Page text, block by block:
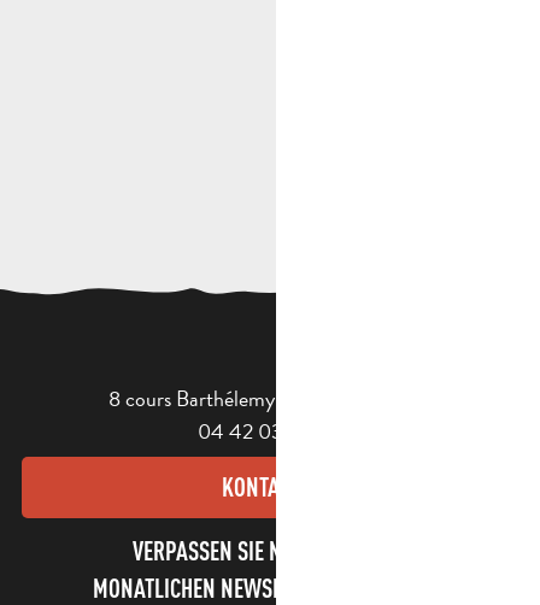
8 cours Barthélemy - 13400 Aubagne
04 42 03 49 98
KONTAKT
VERPASSEN SIE NICHT UNSEREN
MONATLICHEN NEWSLETTER UND UNSERE